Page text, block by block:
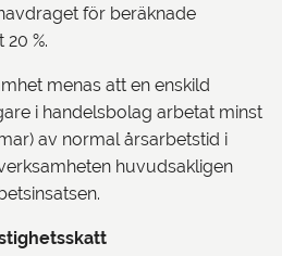
för beräknade
%.
menas att en enskild
i handelsbolag arbetat minst
av normal årsarbetstid i
huvudsakligen